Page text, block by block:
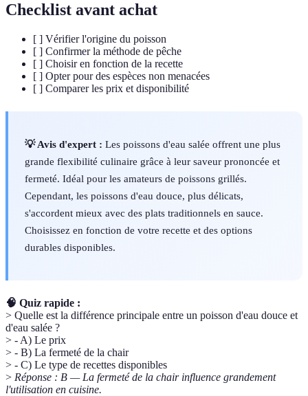
Checklist avant achat
[ ] Vérifier l'origine du poisson
[ ] Confirmer la méthode de pêche
[ ] Choisir en fonction de la recette
[ ] Opter pour des espèces non menacées
[ ] Comparer les prix et disponibilité
💡 Avis d'expert : Les poissons d'eau salée offrent une plus
grande flexibilité culinaire grâce à leur saveur prononcée et
fermeté. Idéal pour les amateurs de poissons grillés.
Cependant, les poissons d'eau douce, plus délicats,
s'accordent mieux avec des plats traditionnels en sauce.
Choisissez en fonction de votre recette et des options
durables disponibles.
🧠 Quiz rapide :
> Quelle est la différence principale entre un poisson d'eau douce et
d'eau salée ?
> - A) Le prix
> - B) La fermeté de la chair
> - C) Le type de recettes disponibles
> Réponse : B — La fermeté de la chair influence grandement
l'utilisation en cuisine.